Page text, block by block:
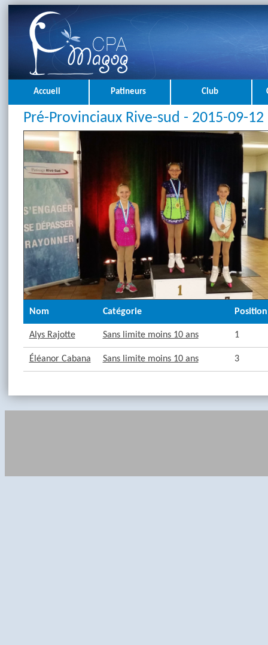
Accueil Patineurs Club
Pré-Provinciaux Rive-sud - 2015-09-12
Nom Catégorie Position
Alys Rajotte Sans limite moins 10 ans 1
Éléanor Cabana Sans limite moins 10 ans 3